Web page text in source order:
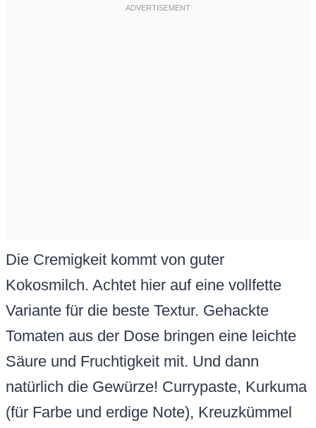
Die Cremigkeit kommt von guter
Kokosmilch. Achtet hier auf eine vollfette
Variante für die beste Textur. Gehackte
Tomaten aus der Dose bringen eine leichte
Säure und Fruchtigkeit mit. Und dann
natürlich die Gewürze! Currypaste, Kurkuma
(für Farbe und erdige Note), Kreuzkümmel